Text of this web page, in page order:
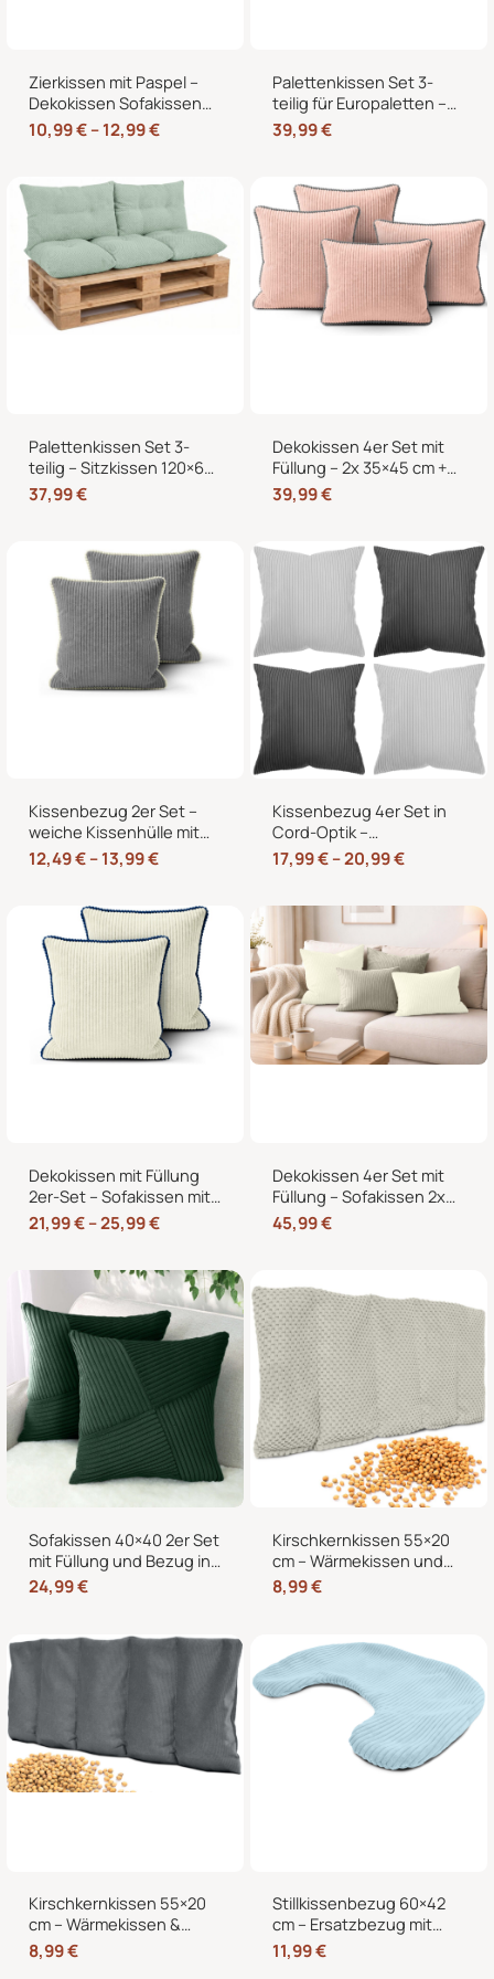
Zierkissen mit Paspel –
Dekokissen Sofakissen
mit Füllung, weicher
Bezug, formstabil,
10,99€–12,99€
Palettenkissen Set 3-
teilig für Europaletten –
Sitzkissen 120×80 cm + 2
Rückenkissen 40×60 cm
39,99€
Palettenkissen Set 3-
teilig – Sitzkissen 120×60
cm + 2 Rückenkissen
60×40 cm für
37,99€
Dekokissen 4er Set mit
Füllung – 2x 35×45 cm +
2x 40×40 cm Zierkissen
für Sofa und Bett
39,99€
Kissenbezug 2er Set –
weiche Kissenhülle mit
Hotelverschluss,
zweifarbig, ohne Füllung
12,49€–13,99€
Kissenbezug 4er Set in
Cord-Optik –
Zierkissenbezüge ohne
Reißverschluss mit
45×45 und 50×50 cm
17,99€–20,99€
Dekokissen mit Füllung
2er-Set – Sofakissen mit
dekorativer Biese,
formstabil, in 40×40,
21,99€–25,99€
Dekokissen 4er Set mit
Füllung – Sofakissen 2x
50×50 + 2x 35×45 cm –
Zierkissen Couchkissen
45,99€
Sofakissen 40×40 2er Set
mit Füllung und Bezug in
edler Cord-Optik –
Dekokissen für Sofa,
24,99€
Kirschkernkissen 55×20
cm – Wärmekissen und
Kältekissen mit 100%
Kirschkernen, für
Nacken Rücken Bauch
8,99€
Kirschkernkissen 55×20
cm – Wärmekissen &
Kältekissen für
Mikrowelle, Nacken,
8,99€
Stillkissenbezug 60×42
cm – Ersatzbezug mit
Reißverschluss für
Stillmond & Stillhörnchen
11,99€